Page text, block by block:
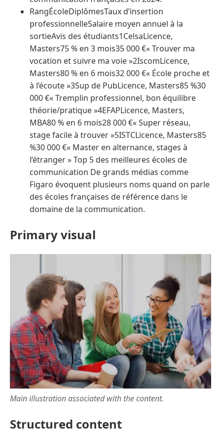
RangÉcoleDiplômesTaux d’insertion
professionnelleSalaire moyen annuel à la
sortieAvis des étudiants1CelsaLicence,
Masters75 % en 3 mois35 000 €« Trouver ma
vocation et suivre ma voie »2IscomLicence,
Masters80 % en 6 mois32 000 €« École proche et
à l’écoute »3Sup de PubLicence, Masters85 %30
000 €« Tremplin professionnel, bon équilibre
théorie/pratique »4EFAPLicence, Masters,
MBA80 % en 6 mois28 000 €« Super réseau,
stage facile à trouver »5ISTCLicence, Masters85
%30 000 €« Master en alternance, stages à
l’étranger » Top 5 des meilleures écoles de
communication De grands médias comme
Figaro évoquent plusieurs noms quand on parle
des écoles françaises de référence dans le
domaine de la communication.
Primary visual
Main illustration associated with the content.
Structured content